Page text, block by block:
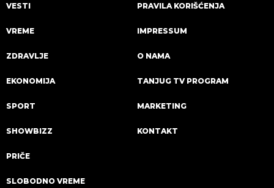
VESTI
VREME
ZDRAVLJE
EKONOMIJA
SPORT
SHOWBIZZ
PRIČE
SLOBODNO VREME
PRAVILA KORIŠĆENJA
IMPRESSUM
O NAMA
TANJUG TV PROGRAM
MARKETING
KONTAKT